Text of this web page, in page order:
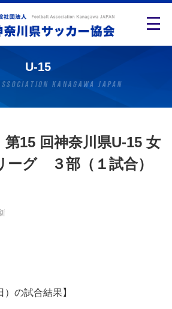
U-15
第15 回神奈川県U-15 女
ーグ ３部（１試合）
）の試合結果】